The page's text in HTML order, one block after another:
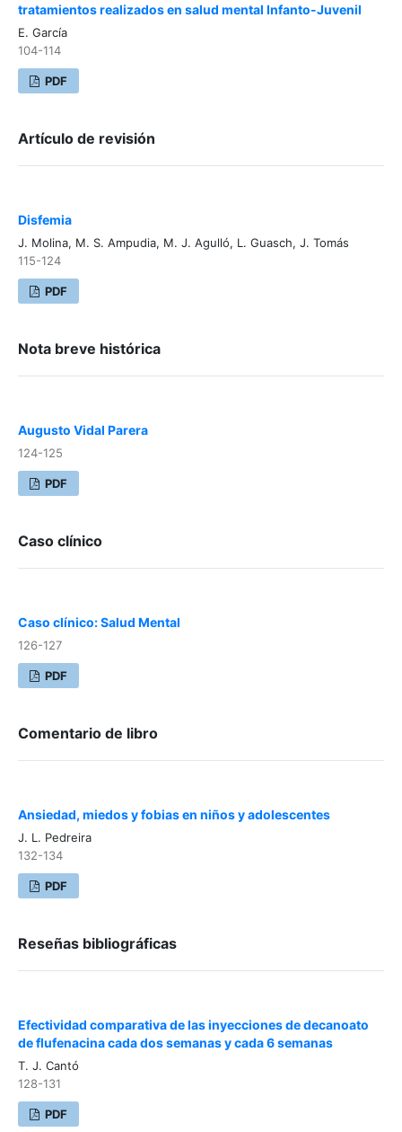
tratamientos realizados en salud mental Infanto-Juvenil
E. García
104-114
PDF
Artículo de revisión
Disfemia
J. Molina, M. S. Ampudia, M. J. Agulló, L. Guasch, J. Tomás
115-124
PDF
Nota breve histórica
Augusto Vidal Parera
124-125
PDF
Caso clínico
Caso clínico: Salud Mental
126-127
PDF
Comentario de libro
Ansiedad, miedos y fobias en niños y adolescentes
J. L. Pedreira
132-134
PDF
Reseñas bibliográficas
Efectividad comparativa de las inyecciones de decanoato
de flufenacina cada dos semanas y cada 6 semanas
T. J. Cantó
128-131
PDF